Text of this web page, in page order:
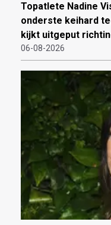
Topatlete Nadine
onderste keihard
kijkt uitgeput
06-08-2026